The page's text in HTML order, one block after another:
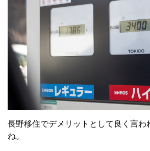
長野移住でデメリットとして良く言わ
ね。